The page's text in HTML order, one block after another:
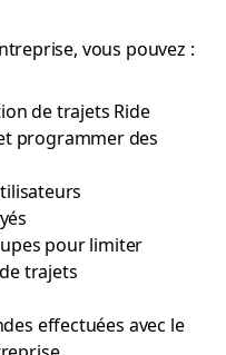
vous pouvez :
de trajets Ride
programmer des
pour limiter
trajets
effectuées avec le